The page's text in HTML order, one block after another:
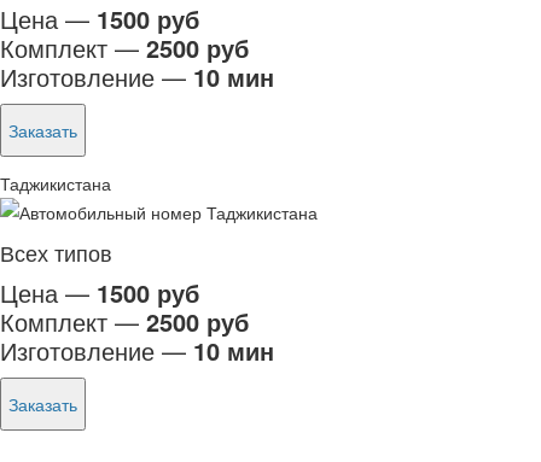
Цена — 1500 руб
Комплект — 2500 руб
Изготовление — 10 мин
Заказать
Таджикистана
Всех типов
Цена — 1500 руб
Комплект — 2500 руб
Изготовление — 10 мин
Заказать